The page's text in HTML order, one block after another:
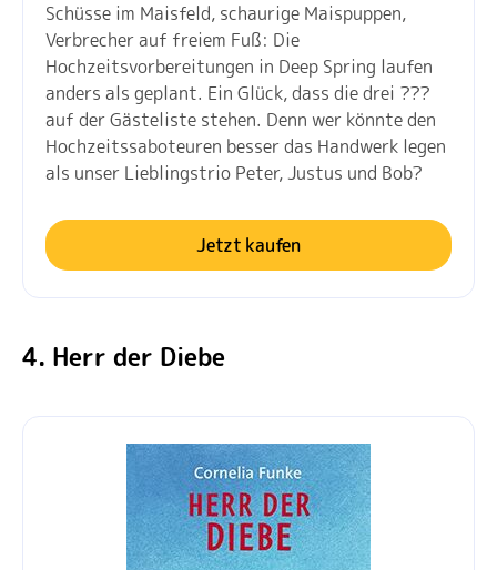
Schüsse im Maisfeld, schaurige Maispuppen,
Verbrecher auf freiem Fuß: Die
Hochzeitsvorbereitungen in Deep Spring laufen
anders als geplant. Ein Glück, dass die drei ???
auf der Gästeliste stehen. Denn wer könnte den
Hochzeitssaboteuren besser das Handwerk legen
als unser Lieblingstrio Peter, Justus und Bob?
Jetzt kaufen
4. Herr der Diebe